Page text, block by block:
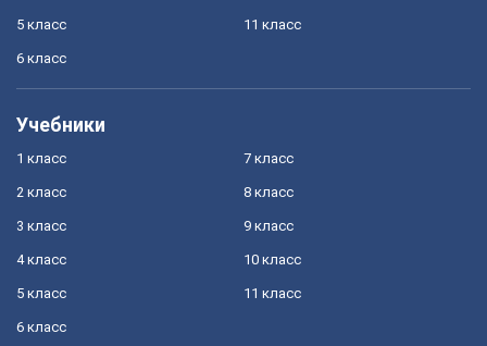
5 класс
6 класс
11 класс
Учебники
1 класс
2 класс
3 класс
4 класс
5 класс
6 класс
7 класс
8 класс
9 класс
10 класс
11 класс